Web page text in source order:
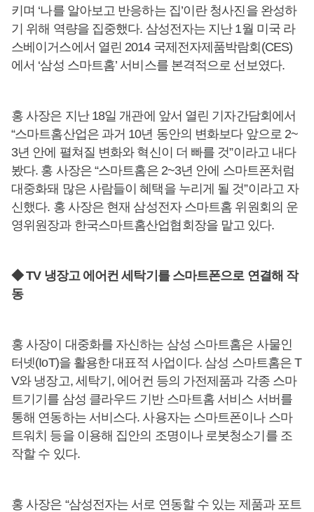
키며 ‘나를 알아보고 반응하는 집’이란 청사진을 완성하
기 위해 역량을 집중했다. 삼성전자는 지난 1월 미국 라
스베이거스에서 열린 2014 국제전자제품박람회(CES)
에서 ‘삼성 스마트홈’ 서비스를 본격적으로 선보였다.
홍 사장은 지난 18일 개관에 앞서 열린 기자간담회에서
“스마트홈산업은 과거 10년 동안의 변화보다 앞으로 2~
3년 안에 펼쳐질 변화와 혁신이 더 빠를 것”이라고 내다
봤다. 홍 사장은 “스마트홈은 2~3년 안에 스마트폰처럼
대중화돼 많은 사람들이 혜택을 누리게 될 것”이라고 자
신했다. 홍 사장은 현재 삼성전자 스마트홈 위원회의 운
영위원장과 한국스마트홈산업협회장을 맡고 있다.
◆ TV 냉장고 에어컨 세탁기를 스마트폰으로 연결해 작
동
홍 사장이 대중화를 자신하는 삼성 스마트홈은 사물인
터넷(IoT)을 활용한 대표적 사업이다. 삼성 스마트홈은 T
V와 냉장고, 세탁기, 에어컨 등의 가전제품과 각종 스마
트기기를 삼성 클라우드 기반 스마트홈 서비스 서버를
통해 연동하는 서비스다. 사용자는 스마트폰이나 스마
트워치 등을 이용해 집안의 조명이나 로봇청소기를 조
작할 수 있다.
홍 사장은 “삼성전자는 서로 연동할 수 있는 제품과 포트